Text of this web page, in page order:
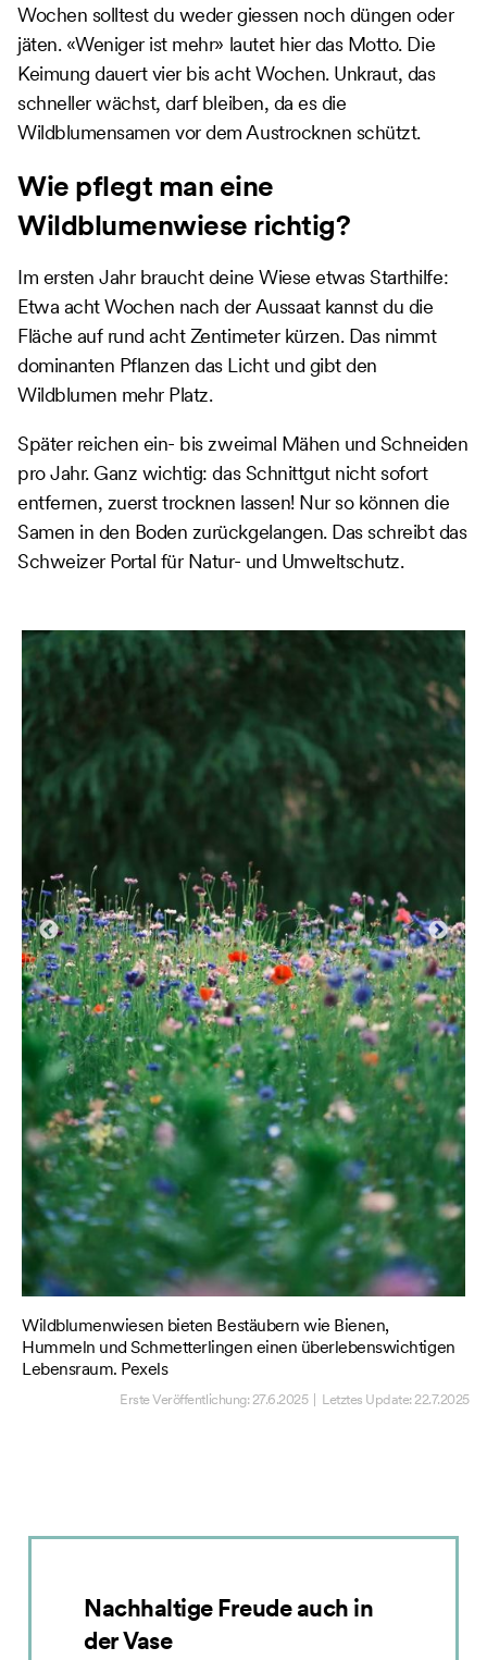
Wochen solltest du weder giessen noch düngen oder
jäten. «Weniger ist mehr» lautet hier das Motto. Die
Keimung dauert vier bis acht Wochen. Unkraut, das
schneller wächst, darf bleiben, da es die
Wildblumensamen vor dem Austrocknen schützt.
Wie pflegt man eine
Wildblumenwiese richtig?
Im ersten Jahr braucht deine Wiese etwas Starthilfe:
Etwa acht Wochen nach der Aussaat kannst du die
Fläche auf rund acht Zentimeter kürzen. Das nimmt
dominanten Pflanzen das Licht und gibt den
Wildblumen mehr Platz.
Später reichen ein- bis zweimal Mähen und Schneiden
pro Jahr. Ganz wichtig: das Schnittgut nicht sofort
entfernen, zuerst trocknen lassen! Nur so können die
Samen in den Boden zurückgelangen. Das schreibt das
Schweizer Portal für Natur- und Umweltschutz.
Wildblumenwiesen bieten Bestäubern wie Bienen,
Hummeln und Schmetterlingen einen überlebenswichtigen
Lebensraum. Pexels
Erste Veröffentlichung:27.6.2025| Letztes Update:22.7.2025
Nachhaltige Freude auch in
der Vase